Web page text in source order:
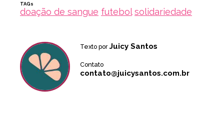
TAGs
doação de sangue futebol solidariedade
Texto por Juicy Santos
Contato
contato@juicysantos.com.br